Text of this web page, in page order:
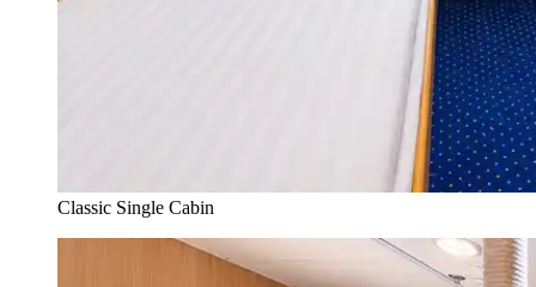
Classic Single Cabin